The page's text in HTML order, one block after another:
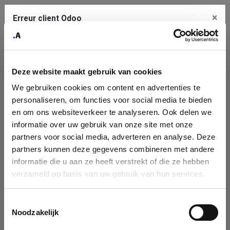
Deze website maakt gebruik van cookies
We gebruiken cookies om content en advertenties te
personaliseren, om functies voor social media te bieden
en om ons websiteverkeer te analyseren. Ook delen we
informatie over uw gebruik van onze site met onze
partners voor social media, adverteren en analyse. Deze
partners kunnen deze gegevens combineren met andere
informatie die u aan ze heeft verstrekt of die ze hebben
verzameld op basis van uw gebruik van hun services.
Noodzakelijk
Identification
de
l'entreprise
Please fill in your company details
form. If you don't find your company in our database, you can create
a new company record with the button below.
Erreur client Odoo ×
Une erreur s'est produite
Utilisez le bouton Copier pour reporter cette erreur à votre
service de support.
Voir les détails
Ok